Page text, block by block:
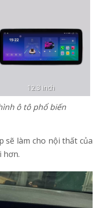
12.3 inch
ô tô phổ biến
sẽ làm cho nội thất của
hơn.